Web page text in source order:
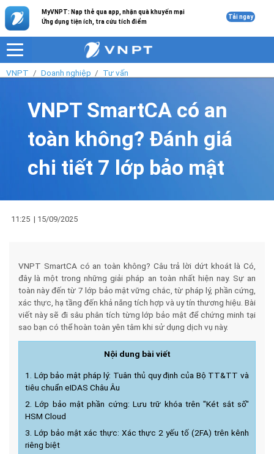
MyVNPT: Nạp thẻ qua app, nhận quà khuyến mại
Ứng dụng tiện ích, tra cứu tích điểm
Tải ngay
VNPT Doanh nghiệp Tư vấn
VNPT SmartCA có an
toàn không? Đánh giá
chi tiết 7 lớp bảo mật
11:25 | 15/09/2025
VNPT SmartCA có an toàn không? Câu trả lời dứt khoát là Có,
đây là một trong những giải pháp an toàn nhất hiện nay. Sự an
toàn này đến từ 7 lớp bảo mật vững chắc, từ pháp lý, phần cứng,
xác thực, hạ tầng đến khả năng tích hợp và uy tín thương hiệu. Bài
viết này sẽ đi sâu phân tích từng lớp bảo mật để chứng minh tại
sao bạn có thể hoàn toàn yên tâm khi sử dụng dịch vụ này.
Nội dung bài viết
1. Lớp bảo mật pháp lý: Tuân thủ quy định của Bộ TT&TT và
tiêu chuẩn eIDAS Châu Âu
2. Lớp bảo mật phần cứng: Lưu trữ khóa trên "Két sắt số"
HSM Cloud
3. Lớp bảo mật xác thực: Xác thực 2 yếu tố (2FA) trên kênh
riêng biệt